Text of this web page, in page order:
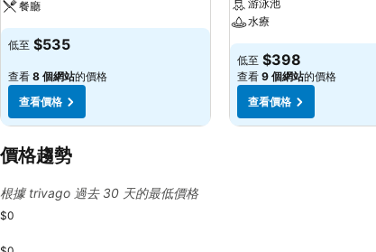
餐廳
低至 $535
查看 8 個網站的價格
查看價格
游泳池
水療
低至 $398
查看 9 個網站的價格
查看價格
價格趨勢
根據 trivago 過去 30 天的最低價格
$0